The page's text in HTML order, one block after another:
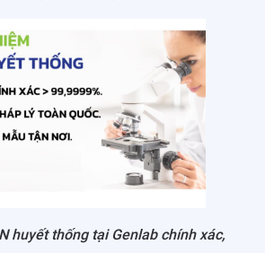
huyết thống tại Genlab chính xác,